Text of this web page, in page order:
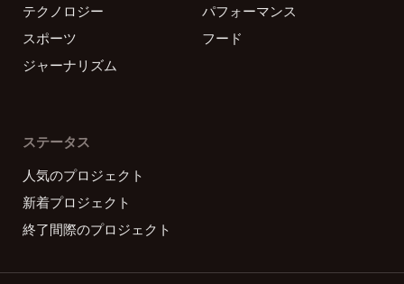
テクノロジー
パフォーマンス
スポーツ
フード
ジャーナリズム
ステータス
人気のプロジェクト
新着プロジェクト
終了間際のプロジェクト